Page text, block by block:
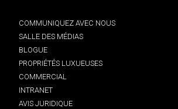
COMMUNIQUEZ AVEC NOUS
SALLE DES MÉDIAS
BLOGUE
PROPRIÉTÉS LUXUEUSES
COMMERCIAL
INTRANET
AVIS JURIDIQUE